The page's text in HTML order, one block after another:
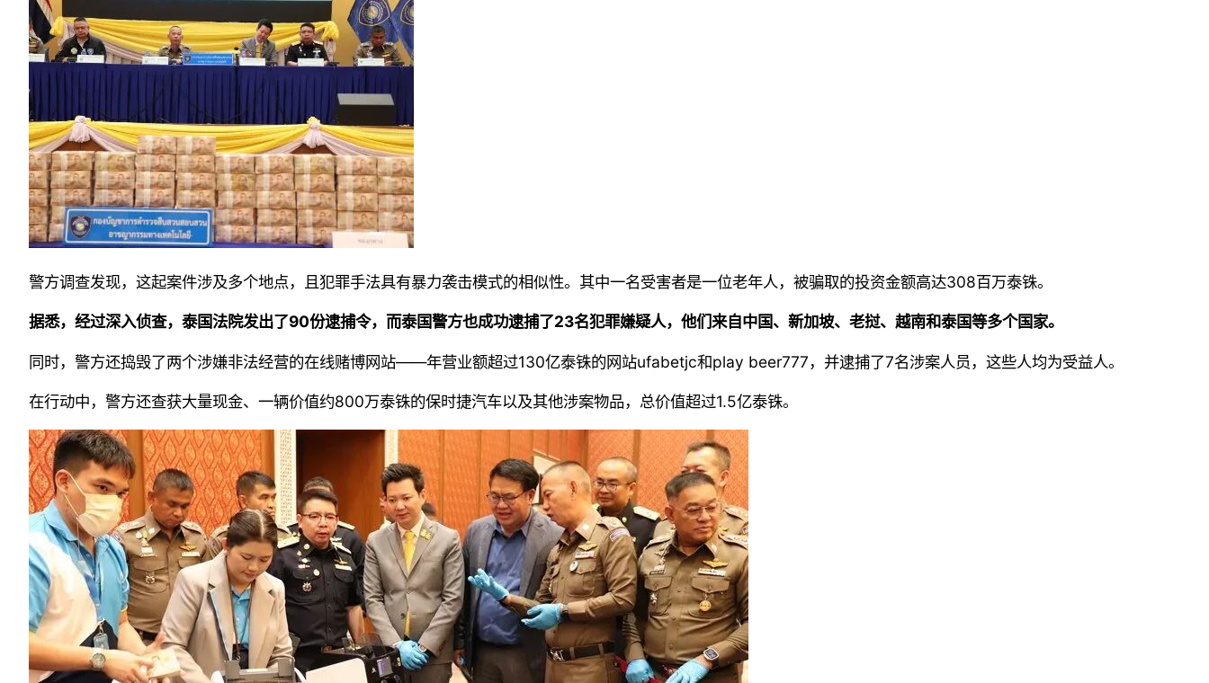
警方调查发现，这起案件涉及多个地点，且犯罪手法具有暴力袭击模式的相似性。其中一名受害者是一位老年人，被骗取的投资金额高达308百万泰铢。
据悉，经过深入侦查，泰国法院发出了90份逮捕令，而泰国警方也成功逮捕了23名犯罪嫌疑人，他们来自中国、新加坡、老挝、越南和泰国等多个国家。
同时，警方还捣毁了两个涉嫌非法经营的在线赌博网站——年营业额超过130亿泰铢的网站ufabetjc和play beer777，并逮捕了7名涉案人员，这些人均为受益人。
在行动中，警方还查获大量现金、一辆价值约800万泰铢的保时捷汽车以及其他涉案物品，总价值超过1.5亿泰铢。